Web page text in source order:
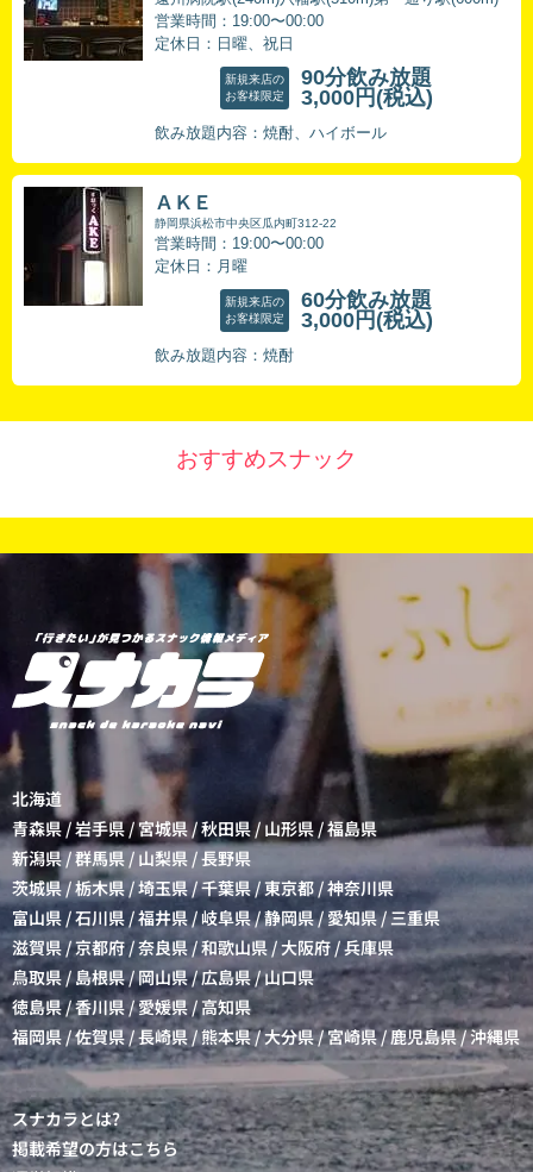
営業時間：19:00〜00:00
定休日：日曜、祝日
新規来店の
お客様限定
90分飲み放題
3,000円 (税込)
飲み放題内容：焼酎、ハイボール
ＡＫＥ
静岡県浜松市中央区瓜内町312-22
営業時間：19:00〜00:00
定休日：月曜
新規来店の
お客様限定
60分飲み放題
3,000円 (税込)
飲み放題内容：焼酎
おすすめスナック
北海道
青森県/岩手県/宮城県/秋田県 / 山形県/福島県
新潟県/群馬県 / 山梨県 /長野県
茨城県 /栃木県/埼玉県/千葉県/東京都 /神奈川県
富山県 /石川県 /福井県/岐阜県/静岡県/愛知県/三重県
滋賀県/京都府/奈良県 /和歌山県/大阪府 /兵庫県
鳥取県 / 島根県/岡山県/広島県/山口県
徳島県/香川県/愛媛県 /高知県
福岡県 /佐賀県 /長崎県/熊本県/大分県/宮崎県/鹿児島県/沖縄県
スナカラとは?
掲載希望の方はこちら